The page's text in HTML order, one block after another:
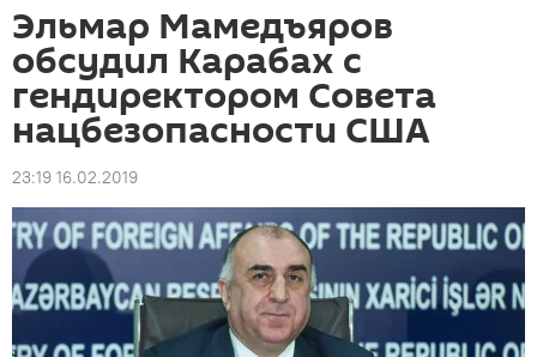
Эльмар Мамедъяров
обсудил Карабах с
гендиректором Совета
нацбезопасности США
23:19 16.02.2019